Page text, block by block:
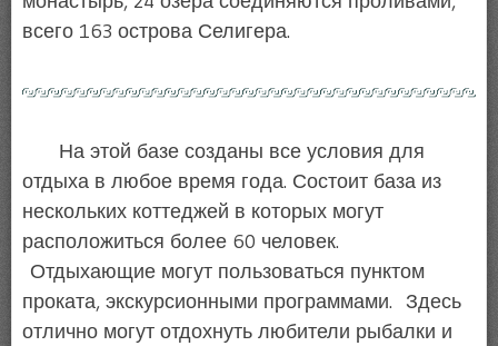
всего 163 острова Селигера.
На этой базе созданы все условия для
отдыха в любое время года. Состоит база из
нескольких коттеджей в которых могут
расположиться более 60 человек.
Отдыхающие могут пользоваться пунктом
проката, экскурсионными программами. Здесь
отлично могут отдохнуть любители рыбалки и